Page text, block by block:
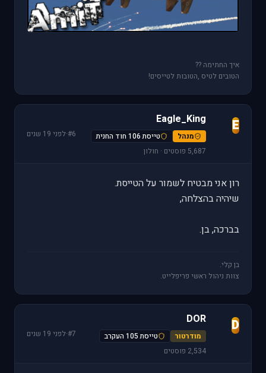
איך החתימה ??
הטובים לטיס ,הטובות לטייסים!
E
Eagle_King
מנהל
טייסת 106 חוד החנית
5,687 פוסטים · חולון
#6
·לפני 19 שנים
רון אני מבטיח לשמור על הטייסת.
שיהיה בהצלחה,
בברכה, בן.
בן קלי.
צוות ניהול ראשי פריפלייט.
D
DOR
מודרטור
טייסת 105 העקרב
2,534 פוסטים
#7
·לפני 19 שנים